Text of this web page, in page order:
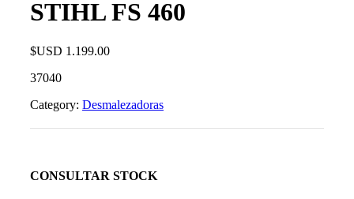
STIHL FS 460
$USD 1.199.00
37040
Category: Desmalezadoras
CONSULTAR STOCK